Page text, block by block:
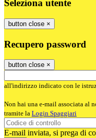
Seleziona utente
button close ×
Recupero password
button close ×
all'indirizzo indicato con le
Non hai una e-mail associata al
tramite la Login Spaggiari
E-mail inviata, si prega di